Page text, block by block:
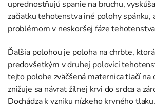
uprednostňujú spanie na bruchu,
začiatku tehotenstva iné polohy spánku,
problémom v neskoršej fáze
Ďalšia polohou je poloha na chrbte,
predovšetkým v druhej polovici
tejto polohe zväčšená maternica tlačí na
znižuje sa návrat žilnej krvi do srdca a
Dochádza k vzniku nízkeho krvného